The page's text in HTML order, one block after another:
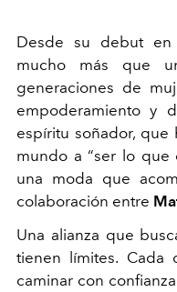
Desde su debut en
mucho más que
generaciones de
empoderamiento y
espíritu soñador, que
mundo a “ser lo que
una moda que
colaboración entre
Una alianza que
tienen límites. Cada
caminar con